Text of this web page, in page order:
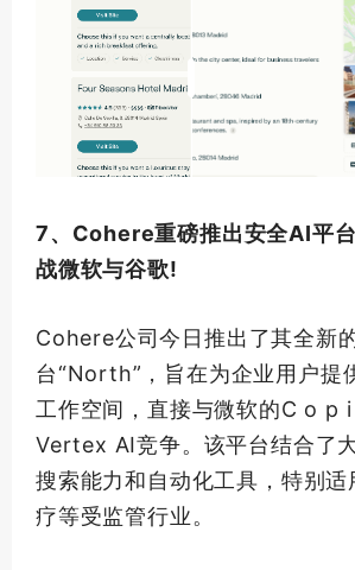
7、Cohere重磅推出安全AI平
战微软与谷歌!
Cohere公司今日推出了其全新
台“North”，旨在为企业用户提
工作空间，直接与微软的C o p
Vertex AI竞争。该平台结合了
搜索能力和自动化工具，特别适
疗等受监管行业。